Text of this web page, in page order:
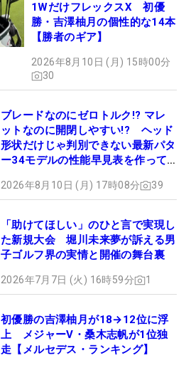
1WだけフレックスX 初優
勝・吉澤柚月の個性的な14本
【勝者のギア】
2026年8月10日 (月) 15時00分
30
ブレードなのにゼロトルク!? マレ
ットなのに開閉しやすい!? ヘッド
形状だけじゃ判別できない最新パタ
ー34モデルの性能早見表を作って
2026年8月10日 (月) 17時08分 39
「助けてほしい」のひと言で実現し
た新規大会 堀川未来夢が訴える男
子ゴルフ界の実情と開催の舞台裏
2026年7月7日 (火) 16時59分 1
初優勝の吉澤柚月が18→12位に浮
上 メジャーV・桑木志帆が1位独
走【メルセデス・ランキング】